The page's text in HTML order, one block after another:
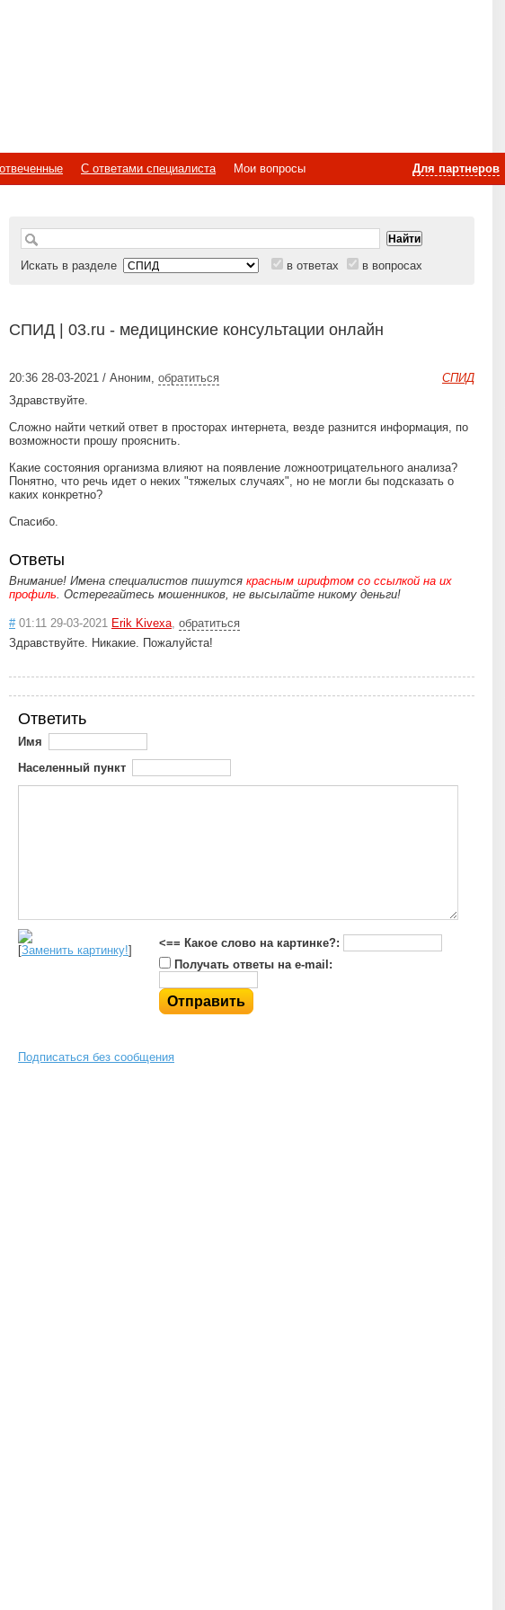
Для партнеров
С ответами специалиста
Мои вопросы
Искать в разделе в ответах в вопросах
СПИД | 03.ru - медицинские консультации онлайн
СПИД
20:36 28-03-2021 / Аноним, обратиться
Здравствуйте.
Сложно найти четкий ответ в просторах интернета, везде разнится информация, по
возможности прошу прояснить.
Какие состояния организма влияют на появление ложноотрицательного анализа?
Понятно, что речь идет о неких "тяжелых случаях", но не могли бы подсказать о
каких конкретно?
Спасибо.
Ответы
Внимание! Имена специалистов пишутся красным шрифтом со ссылкой на их
профиль. Остерегайтесь мошенников, не высылайте никому деньги!
#01:11 29-03-2021 Erik Kivexa, обратиться
Здравствуйте. Никакие. Пожалуйста!
Ответить
Имя
Населенный пункт
[Заменить картинку!]
<== Какое слово на картинке?:
Получать ответы на e-mail:
Подписаться без сообщения